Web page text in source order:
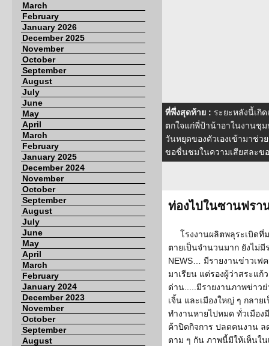
March
February
January 2026
December 2025
November
October
September
August
July
June
May
April
March
February
January 2025
December 2024
November
October
September
August
July
June
May
April
March
February
January 2024
December 2023
November
October
September
August
ที่พึ่งสุดท้าย : ระยะหลังนี้เกิ
ตกใจแก่พี่ป้าน้าอาในงานชุม
วันหยุดของตัวเองเข้ามาช่
ขอชื่นชมในความเสียสละข
ท่องไปในซานฟรา
โรงงานผลิตพลุระเบิดที่
ตายเป็นจำนวนมาก ยังไม่มี
NEWS… มีรายงานข่าวเฟ
มาเรียน แต่รองผู้ว่าสระแก้
ด่าน.....มีรายงานภาพข่าว
เจิ้น และเมืองใหญ่ ๆ กลาย
ทำงานหายไปหมด ทั่วเมือง
ค้าปิดกิจการ ปลดคนงาน ล
ตาม ๆ กัน ภาพนี้มีให้เห็นใ